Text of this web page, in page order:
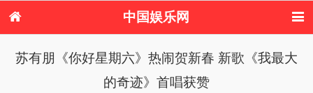
中国娱乐网
港台娱乐
日本娱乐 韩国娱乐
欧美娱乐
音乐新闻 影视新闻
苏有朋《你好星期六》热闹贺新春 新歌《我最大
的奇迹》首唱获赞